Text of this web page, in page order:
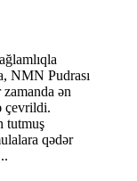
NMN Pudrası
ən
çevrildi.
tutmuş
qədər